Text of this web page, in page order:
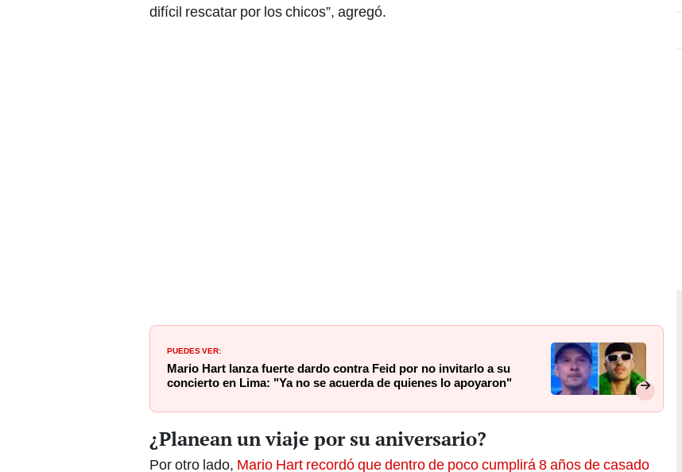
difícil rescatar por los chicos”, agregó.
PUEDES VER:
Mario Hart lanza fuerte dardo contra Feid por no invitarlo a su
concierto en Lima: "Ya no se acuerda de quienes lo apoyaron"
¿Planean un viaje por su aniversario?
Por otro lado, Mario Hart recordó que dentro de poco cumplirá 8 años de casado